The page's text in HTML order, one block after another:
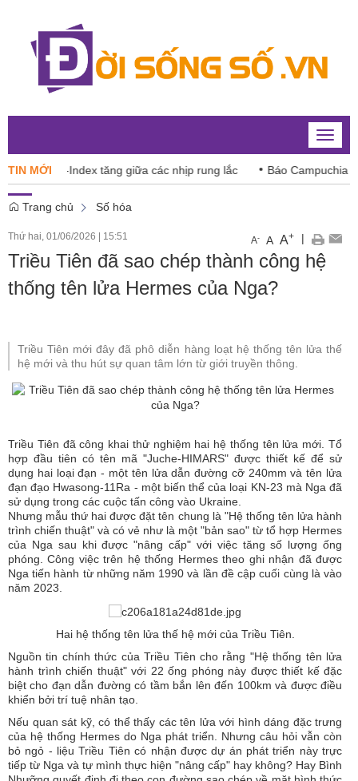
Toggle
TIN MỚI
VN-Index tăng giữa các nhịp rung lắc Báo Campuchia ‘dè
Trang chủ Số hóa
Thứ hai, 01/06/2026 15:51 A- A A+ |
Triều Tiên đã sao chép thành công hệ
thống tên lửa Hermes của Nga?
Triều Tiên mới đây đã phô diễn hàng loạt hệ thống tên lửa thế
hệ mới và thu hút sự quan tâm lớn từ giới truyền thông.
Triều Tiên đã công khai thử nghiệm hai hệ thống tên lửa mới. Tổ
hợp đầu tiên có tên mã "Juche-HIMARS" được thiết kế để sử
dụng hai loại đạn - một tên lửa dẫn đường cỡ 240mm và tên lửa
đạn đạo Hwasong-11Ra - một biến thể của loại KN-23 mà Nga đã
sử dụng trong các cuộc tấn công vào Ukraine.
Nhưng mẫu thứ hai được đặt tên chung là "Hệ thống tên lửa hành
trình chiến thuật" và có vẻ như là một "bản sao" từ tổ hợp Hermes
của Nga sau khi được "nâng cấp" với việc tăng số lượng ống
phóng. Công việc trên hệ thống Hermes theo ghi nhận đã được
Nga tiến hành từ những năm 1990 và lần đề cập cuối cùng là vào
năm 2023.
Hai hệ thống tên lửa thế hệ mới của Triều Tiên.
Nguồn tin chính thức của Triều Tiên cho rằng "Hệ thống tên lửa
hành trình chiến thuật" với 22 ống phóng này được thiết kế đặc
biệt cho đạn dẫn đường có tầm bắn lên đến 100km và được điều
khiển bởi trí tuệ nhân tạo.
Nếu quan sát kỹ, có thể thấy các tên lửa với hình dáng đặc trưng
của hệ thống Hermes do Nga phát triển. Nhưng câu hỏi vẫn còn
bỏ ngỏ - liệu Triều Tiên có nhận được dự án phát triển này trực
tiếp từ Nga và tự mình thực hiện "nâng cấp" hay không? Hay Bình